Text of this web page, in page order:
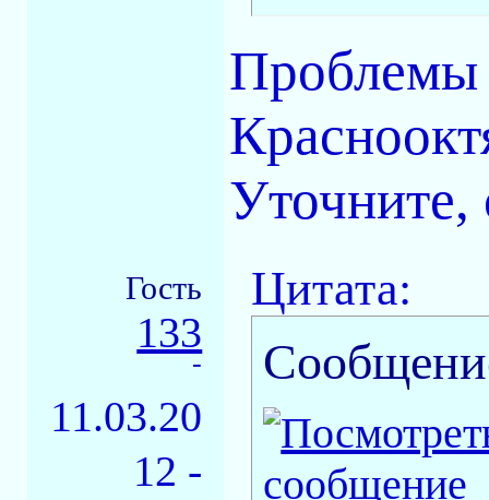
Проблемы
Уточните,
Гость
133
-
11.03.20
12 -
Цитата: